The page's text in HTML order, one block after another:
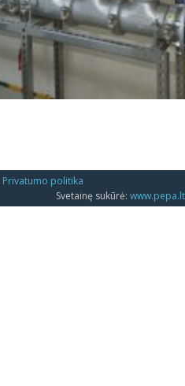
Privatumo politika
Svetainę sukūrė: www.pepa.lt